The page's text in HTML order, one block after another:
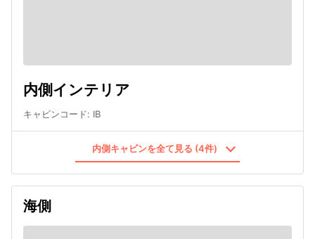
内側インテリア
キャビンコード: IB
内側キャビンを全て見る (4件)
海側